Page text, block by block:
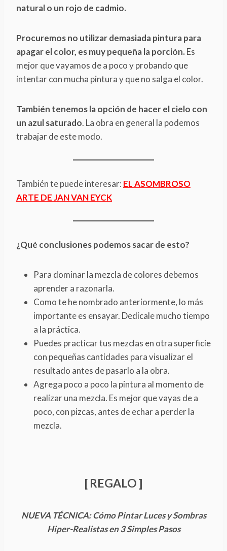
natural o un rojo de cadmio.
Procuremos no utilizar demasiada pintura para
apagar el color, es muy pequeña la porción. Es
mejor que vayamos de a poco y probando que
intentar con mucha pintura y que no salga el color.
También tenemos la opción de hacer el cielo con
un azul saturado. La obra en general la podemos
trabajar de este modo.
También te puede interesar: EL ASOMBROSO
ARTE DE JAN VAN EYCK
¿Qué conclusiones podemos sacar de esto?
Para dominar la mezcla de colores debemos
aprender a razonarla.
Como te he nombrado anteriormente, lo más
importante es ensayar. Dedicale mucho tiempo
a la práctica.
Puedes practicar tus mezclas en otra superficie
con pequeñas cantidades para visualizar el
resultado antes de pasarlo a la obra.
Agrega poco a poco la pintura al momento de
realizar una mezcla. Es mejor que vayas de a
poco, con pizcas, antes de echar a perder la
mezcla.
[ REGALO ]
NUEVA TÉCNICA: Cómo Pintar Luces y Sombras
Hiper-Realistas en 3 Simples Pasos